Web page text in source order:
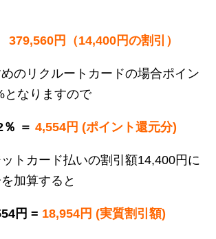
379,560円（14,400円の割引）
のリクルートカードの場合ポイン
となりますので
＝ 4,554円 (ポイント還元分)
トカード払いの割引額14,400円に
加算すると
円 = 18,954円 (実質割引額)